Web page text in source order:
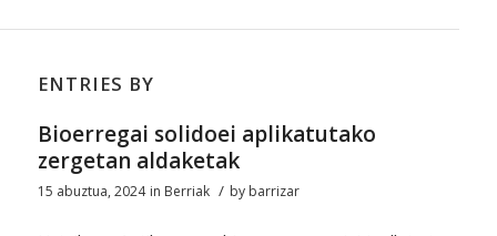
ENTRIES BY
Bioerregai solidoei aplikatutako
zergetan aldaketak
15 abuztua, 2024 in Berriak / by barrizar